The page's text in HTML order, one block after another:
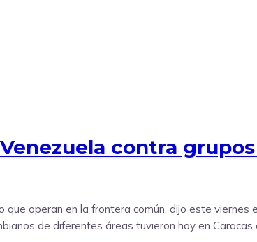
contra
operan en la frontera común, dijo este viernes
de diferentes áreas tuvieron hoy en Caracas